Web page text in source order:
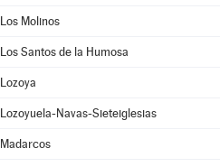
Los Molinos
Los Santos de la Humosa
Lozoya
Lozoyuela-Navas-Sieteiglesias
Madarcos